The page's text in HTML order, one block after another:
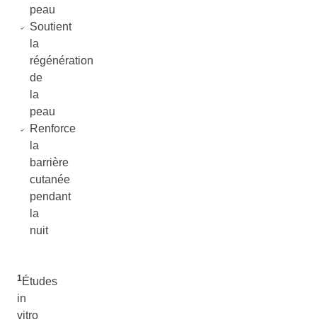
peau
Soutient
la
régénération
de
la
peau
Renforce
la
barrière
cutanée
pendant
la
nuit
1Études
in
vitro